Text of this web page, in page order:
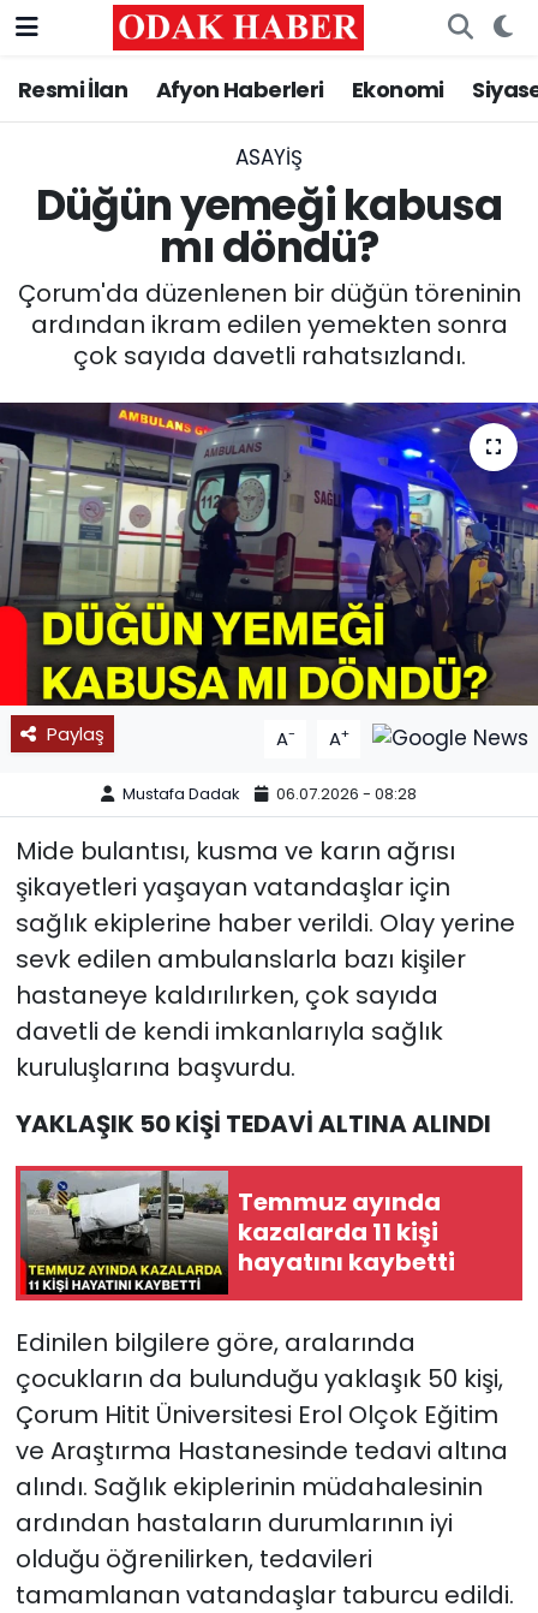
Resmi İlan Afyon Haberleri Ekonomi
ASAYİŞ
Düğün yemeği kabusa
mı döndü?
Çorum'da düzenlenen bir düğün töreninin
ardından ikram edilen yemekten sonra
çok sayıda davetli rahatsızlandı.
Paylaş A- A+
Mustafa Dadak 06.07.2026 - 08:28
Mide bulantısı, kusma ve karın ağrısı
şikayetleri yaşayan vatandaşlar için
sağlık ekiplerine haber verildi. Olay yerine
sevk edilen ambulanslarla bazı kişiler
hastaneye kaldırılırken, çok sayıda
davetli de kendi imkanlarıyla sağlık
kuruluşlarına başvurdu.
YAKLAŞIK 50 KİŞİ TEDAVİ ALTINA ALINDI
Temmuz ayında
kazalarda 11 kişi
hayatını kaybetti
Edinilen bilgilere göre, aralarında
çocukların da bulunduğu yaklaşık 50 kişi,
Çorum Hitit Üniversitesi Erol Olçok Eğitim
ve Araştırma Hastanesinde tedavi altına
alındı. Sağlık ekiplerinin müdahalesinin
ardından hastaların durumlarının iyi
olduğu öğrenilirken, tedavileri
tamamlanan vatandaşlar taburcu edildi.
AFYONKARAHİSAR HABERLERİ
ASAYİŞ
GÜNCEL
SİYASET
EĞİTİM
MAGAZİN
SAĞLIK
SPOR
11:11 MANŞET
Nöbetçi Eczaneler
Trafik Durumu
Süper Lig Puan Durumu ve Fikstür
Tüm Manşetler
Son Dakika Haberleri
Haber Arşivi